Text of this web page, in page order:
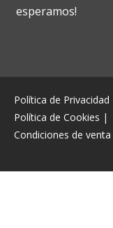
esperamos!
Política de Privacidad
Política de Cookies |
Condiciones de venta